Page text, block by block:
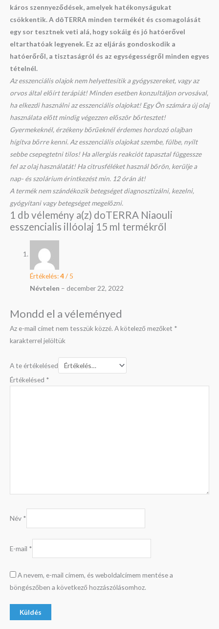
káros szennyeződések, amelyek hatékonyságukat
csökkentik. A dōTERRA minden termékét és csomagolását
egy sor tesztnek veti alá, hogy sokáig és jó hatóerővel
eltarthatóak legyenek. Ez az eljárás gondoskodik a
hatóerőről, a tisztaságról és az egységességről minden egyes
tételnél.
Az esszenciális olajok nem helyettesítik a gyógyszereket, vagy az
orvos által előírt terápiát! Minden esetben konzultáljon orvosával,
ha elkezdi használni az esszenciális olajokat! Egy Ön számára új olaj
használata előtt mindig végezzen először bőrtesztet!
Gyermekeknél, érzékeny bőrűeknél érdemes hordozó olajban
hígítva bőrre kenni. Az esszenciális olajokat szembe, fülbe, nyílt
sebbe csepegtetni tilos! Ha allergiás reakciót tapasztal függessze
fel az olaj használatát! Ha citrusféléket használ bőrön, kerülje a
nap- és szolárium érintkezést min. 12 órán át!
A termék nem szándékozik betegséget diagnosztizálni, kezelni,
gyógyítani vagy betegséget megelőzni.
1 db vélemény a(z) doTERRA Niaouli
esszencialis illóolaj 15 ml termékről
Értékelés:4/ 5
Névtelen – december 22, 2022
Mondd el a véleményed
Az e-mail címet nem tesszük közzé. A kötelező mezőket *
karakterrel jelöltük
A te értékelésed
Értékelésed *
Név *
E-mail *
A nevem, e-mail címem, és weboldalcímem mentése a
böngészőben a következő hozzászólásomhoz.